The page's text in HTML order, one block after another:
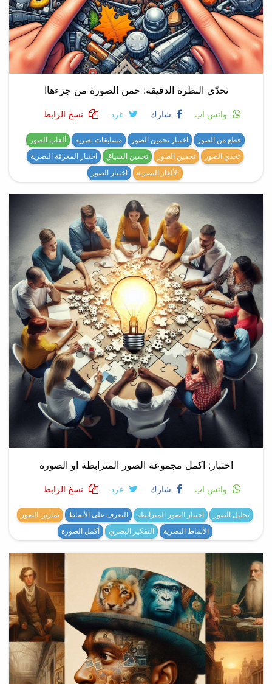
تحدّي النظرة الدقيقة: خمن الصورة من جزءها!
واتس اب شارك غرد نسخ الرابط
قطع من الصور اختبار تخمين الصور مسابقات بصرية
ألعاب الصور
تحدي الصور
تخمين الصور تخمين السياق
اختبار المعرفة البصرية
الألغاز البصرية
اختبار الصور
اختبار: اكمل مجموعة الصور المترابطة او الصورة
واتس اب شارك غرد نسخ الرابط
تحليل الصور اختبار الصور المترابطة التعرف على الأنماط
تمارين الصور
الأنماط البصرية
التفكير البصري أكمل الصورة